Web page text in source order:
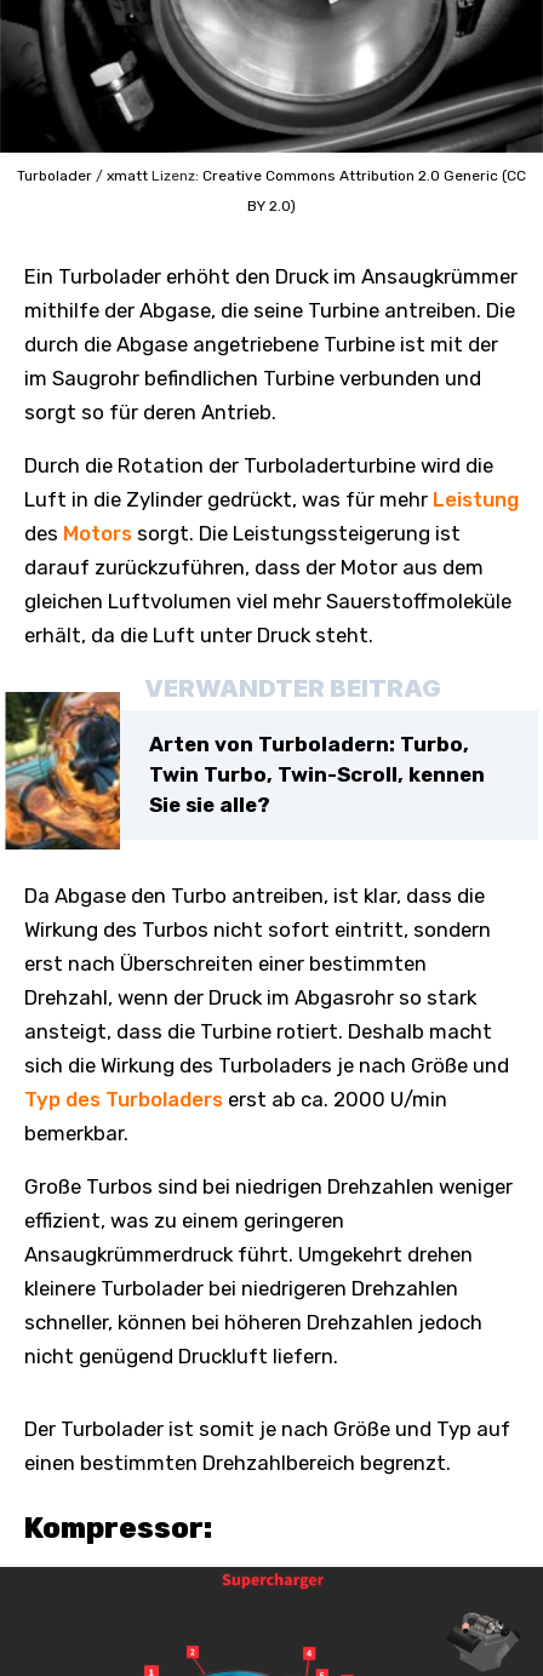
Turbolader / xmatt Lizenz: Creative Commons Attribution 2.0 Generic (CC
BY 2.0)
Ein Turbolader erhöht den Druck im Ansaugkrümmer
mithilfe der Abgase, die seine Turbine antreiben. Die
durch die Abgase angetriebene Turbine ist mit der
im Saugrohr befindlichen Turbine verbunden und
sorgt so für deren Antrieb.
Durch die Rotation der Turboladerturbine wird die
Luft in die Zylinder gedrückt, was für mehr Leistung
des Motors sorgt. Die Leistungssteigerung ist
darauf zurückzuführen, dass der Motor aus dem
gleichen Luftvolumen viel mehr Sauerstoffmoleküle
erhält, da die Luft unter Druck steht.
VERWANDTER BEITRAG
Arten von Turboladern: Turbo,
Twin Turbo, Twin-Scroll, kennen
Sie sie alle?
Da Abgase den Turbo antreiben, ist klar, dass die
Wirkung des Turbos nicht sofort eintritt, sondern
erst nach Überschreiten einer bestimmten
Drehzahl, wenn der Druck im Abgasrohr so ​​stark
ansteigt, dass die Turbine rotiert. Deshalb macht
sich die Wirkung des Turboladers je nach Größe und
Typ des Turboladers erst ab ca. 2000 U/min
bemerkbar.
Große Turbos sind bei niedrigen Drehzahlen weniger
effizient, was zu einem geringeren
Ansaugkrümmerdruck führt. Umgekehrt drehen
kleinere Turbolader bei niedrigeren Drehzahlen
schneller, können bei höheren Drehzahlen jedoch
nicht genügend Druckluft liefern.
Der Turbolader ist somit je nach Größe und Typ auf
einen bestimmten Drehzahlbereich begrenzt.
Kompressor: